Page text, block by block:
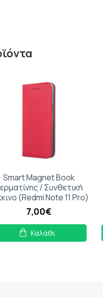
Smart Magnet Book
/ Συνθετική
(Redmi Note 11 Pro)
7,00€
Καλάθι